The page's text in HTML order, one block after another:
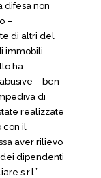
difesa non
–
di altri del
immobili
ha
– ben
di
realizzate
con il
aver rilievo
dipendenti
s.r.l.”.